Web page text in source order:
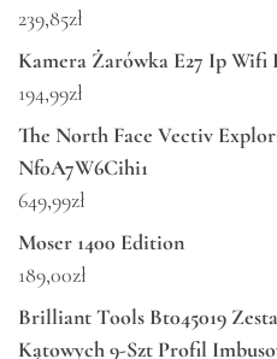
239,85zł
Kamera Żarówka E27 Ip Wifi
194,99zł
The North Face Vectiv
Nf0A7W6Cihi1
649,99zł
Moser 1400 Edition
189,00zł
Brilliant Tools Bt045019
Kątowych 9-Szt Profil